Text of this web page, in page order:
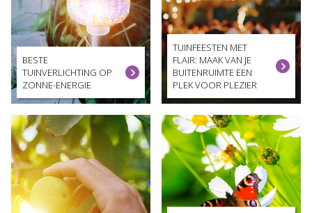
BESTE
TUINVERLICHTING OP
ZONNE-ENERGIE
TUINFEESTEN MET
FLAIR: MAAK VAN JE
BUITENRUIMTE EEN
PLEK VOOR PLEZIER